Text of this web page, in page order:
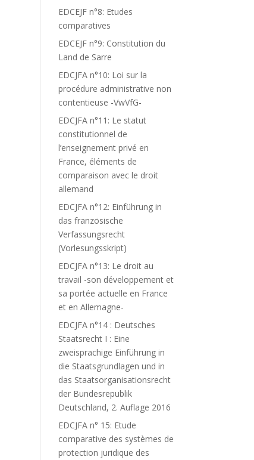
EDCEJF n°8: Etudes
comparatives
EDCEJF n°9: Constitution du
Land de Sarre
EDCJFA n°10: Loi sur la
procédure administrative non
contentieuse -VwVfG-
EDCJFA n°11: Le statut
constitutionnel de
l’enseignement privé en
France, éléments de
comparaison avec le droit
allemand
EDCJFA n°12: Einführung in
das französische
Verfassungsrecht
(Vorlesungsskript)
EDCJFA n°13: Le droit au
travail -son développement et
sa portée actuelle en France
et en Allemagne-
EDCJFA n°14 : Deutsches
Staatsrecht I : Eine
zweisprachige Einführung in
die Staatsgrundlagen und in
das Staatsorganisationsrecht
der Bundesrepublik
Deutschland, 2. Auflage 2016
EDCJFA n° 15: Etude
comparative des systèmes de
protection juridique des